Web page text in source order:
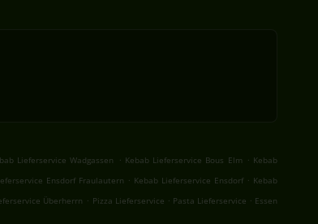
Lieferservice Wadgassen . Kebab Lieferservice Bous Elm . Kebab
Ensdorf Fraulautern . Kebab Lieferservice Ensdorf . Kebab
Überherrn . Pizza Lieferservice . Pasta Lieferservice . Essen